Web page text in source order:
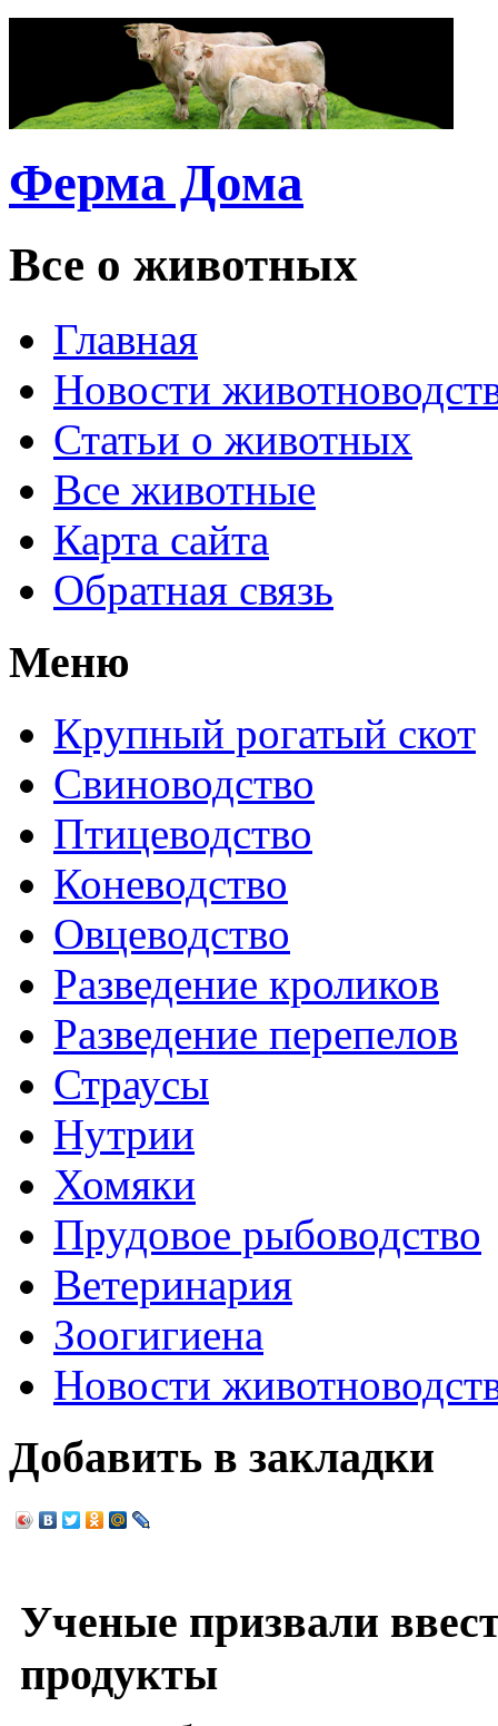
Ферма Дома
Все о животных
Главная
Новости
Статьи о животных
Все животные
Карта сайта
Обратная связь
Меню
Крупный рогатый скот
Свиноводство
Птицеводство
Коневодство
Овцеводство
Разведение кроликов
Разведение перепелов
Страусы
Нутрии
Хомяки
Прудовое рыбоводство
Ветеринария
Зоогигиена
Новости
Добавить в закладки
Ученые призвали
продукты